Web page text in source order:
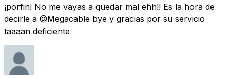
¡porfin! No me vayas a quedar mal ehh!! Es la hora de
decirle a @Megacable bye y gracias por su servicio
taaaan deficiente